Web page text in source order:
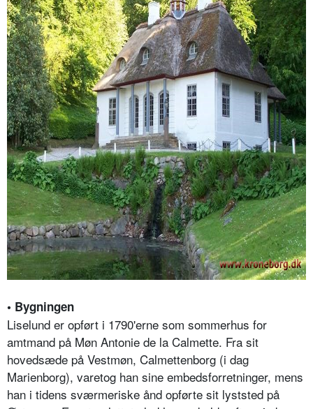
• Bygningen
Liselund er opført i 1790'erne som sommerhus for
amtmand på Møn Antonie de la Calmette. Fra sit
hovedsæde på Vestmøn, Calmettenborg (i dag
Marienborg), varetog han sine embedsforretninger, mens
han i tidens sværmeriske ånd opførte sit lyststed på